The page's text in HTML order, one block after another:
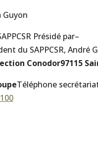
Guyon
Présidé par–
du SAPPCSR, André
ection Conodor97115
Téléphone